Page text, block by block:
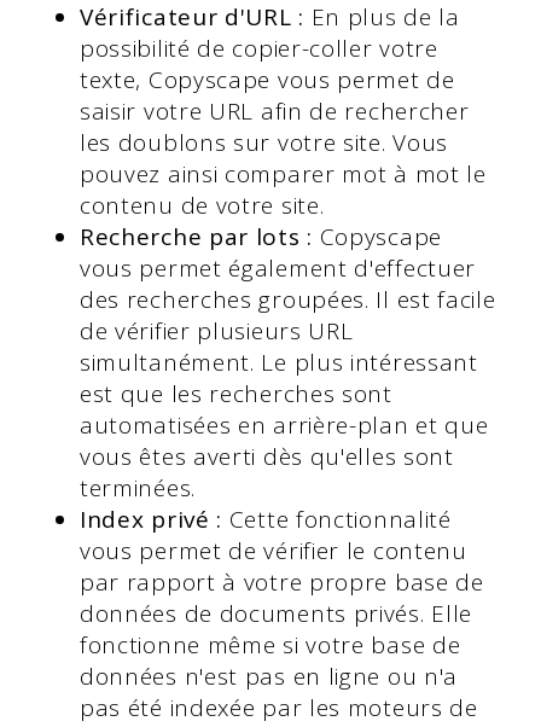
Vérificateur d'URL : En plus de la
possibilité de copier-coller votre
texte, Copyscape vous permet de
saisir votre URL afin de rechercher
les doublons sur votre site. Vous
pouvez ainsi comparer mot à mot le
contenu de votre site.
Recherche par lots : Copyscape
vous permet également d'effectuer
des recherches groupées. Il est facile
de vérifier plusieurs URL
simultanément. Le plus intéressant
est que les recherches sont
automatisées en arrière-plan et que
vous êtes averti dès qu'elles sont
terminées.
Index privé : Cette fonctionnalité
vous permet de vérifier le contenu
par rapport à votre propre base de
données de documents privés. Elle
fonctionne même si votre base de
données n'est pas en ligne ou n'a
pas été indexée par les moteurs de